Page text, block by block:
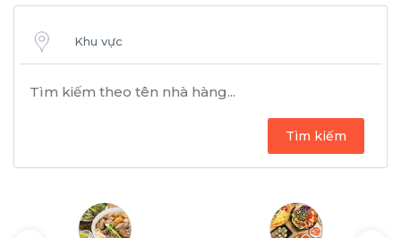
Khu vực
Tìm kiếm